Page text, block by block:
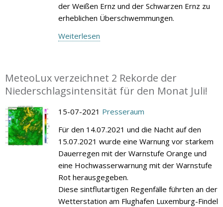
der Weißen Ernz und der Schwarzen Ernz zu
erheblichen Überschwemmungen.
Weiterlesen
MeteoLux verzeichnet 2 Rekorde der
Niederschlagsintensität für den Monat Juli!
15-07-2021 Presseraum
Für den 14.07.2021 und die Nacht auf den
15.07.2021 wurde eine Warnung vor starkem
Dauerregen mit der Warnstufe Orange und
eine Hochwasserwarnung mit der Warnstufe
Rot herausgegeben.
Diese sintflutartigen Regenfälle führten an der
Wetterstation am Flughafen Luxemburg-Findel